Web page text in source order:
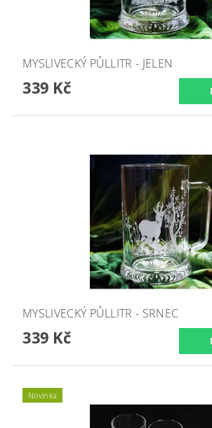
MYSLIVECKÝ PŮLLITR - JELEN
339 Kč
MYSLIVECKÝ PŮLLITR - SRNEC
339 Kč
Novinka